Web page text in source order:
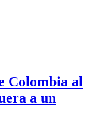
Colombia al
a un